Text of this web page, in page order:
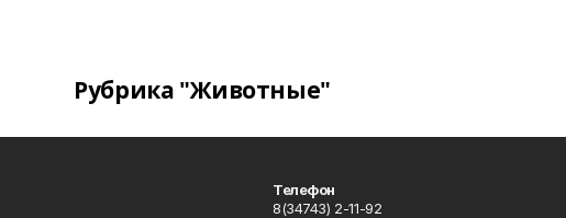
Рубрика "Животные"
Телефон
8(34743) 2-11-92